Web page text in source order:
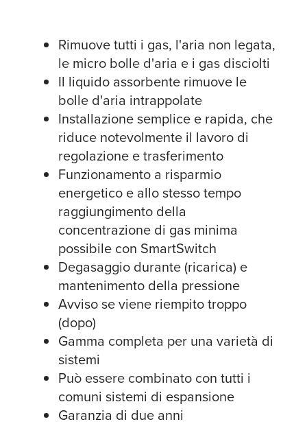
Rimuove tutti i gas, l'aria non legata,
le micro bolle d'aria e i gas disciolti
Il liquido assorbente rimuove le
bolle d'aria intrappolate
Installazione semplice e rapida, che
riduce notevolmente il lavoro di
regolazione e trasferimento
Funzionamento a risparmio
energetico e allo stesso tempo
raggiungimento della
concentrazione di gas minima
possibile con SmartSwitch
Degasaggio durante (ricarica) e
mantenimento della pressione
Avviso se viene riempito troppo
(dopo)
Gamma completa per una varietà di
sistemi
Può essere combinato con tutti i
comuni sistemi di espansione
Garanzia di due anni